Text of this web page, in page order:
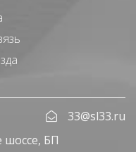
33@sl33.ru
шоссе, БП